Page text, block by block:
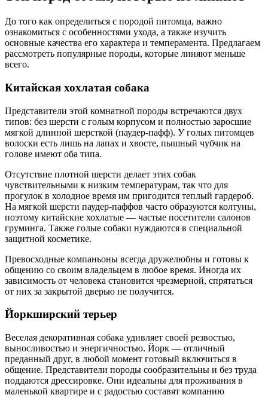
До того как определиться с породой питомца, важно
ознакомиться с особенностями ухода, а также изучить
основные качества его характера и темперамента. Предлагаем
рассмотреть популярные породы, которые линяют меньше
всего.
Китайская хохлатая собака
Представители этой комнатной породы встречаются двух
типов: без шерсти с голым корпусом и полностью заросшие
мягкой длинной шерсткой (паудер-пафф). У голых питомцев
волоски есть лишь на лапах и хвосте, пышный чубчик на
голове имеют оба типа.
Отсутствие плотной шерсти делает этих собак
чувствительными к низким температурам, так что для
прогулок в холодное время им пригодится теплый гардероб.
На мягкой шерсти паудер-паффов часто образуются колтуны,
поэтому китайские хохлатые — частые посетители салонов
груминга. Также голые собаки нуждаются в специальной
защитной косметике.
Превосходные компаньоны всегда дружелюбны и готовы к
общению со своим владельцем в любое время. Иногда их
зависимость от человека становится чрезмерной, спрятаться
от них за закрытой дверью не получится.
Йоркширский терьер
Веселая декоративная собака удивляет своей резвостью,
выносливостью и энергичностью. Йорк — отличный
преданный друг, в любой момент готовый включиться в
общение. Представители породы сообразительны и без труда
поддаются дрессировке. Они идеальны для проживания в
маленькой квартире и с радостью составят компанию